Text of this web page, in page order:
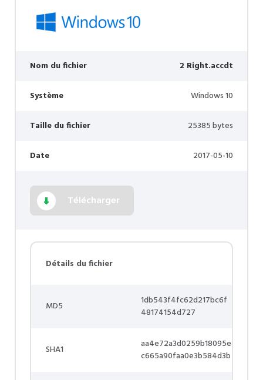
Nom du fichier 2 Right.accdt
Système Windows 10
Taille du fichier 25385 bytes
Date 2017-05-10
Télécharger
Détails du fichier
MD5
1db543f4fc62d217bc6f
48174154d727
SHA1
aa4e72a3d0259b18095e
c665a90faa0e3b584d3b